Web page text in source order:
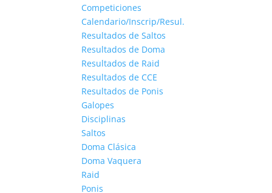
Competiciones
Calendario/Inscrip/Resul.
Resultados de Saltos
Resultados de Doma
Resultados de Raid
Resultados de CCE
Resultados de Ponis
Galopes
Disciplinas
Saltos
Doma Clásica
Doma Vaquera
Raid
Ponis